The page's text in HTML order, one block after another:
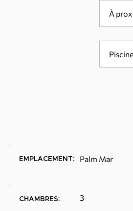
À
Piscine
EMPLACEMENT: Palm Mar
CHAMBRES: 3